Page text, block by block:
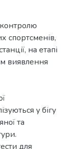
спортсменів,
на етапі
виявлення
у бігу
та
для